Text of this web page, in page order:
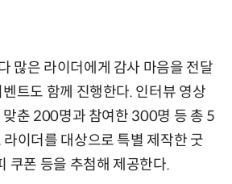
많은 라이더에게 감사 마음을 전달
트도 함께 진행한다. 인터뷰 영상
맞춘 200명과 참여한 300명 등 총 5
이더를 대상으로 특별 제작한 굿
쿠폰 등을 추첨해 제공한다.